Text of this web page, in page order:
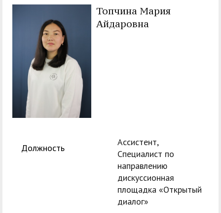
Образовательный
модуль «Обучение
служением»
Информация о
предоставлении
Топчина Мария
Айдаровна
Должность
Ассистент,
Специалист по
направлению
дискуссионная
площадка «Открытый
диалог»